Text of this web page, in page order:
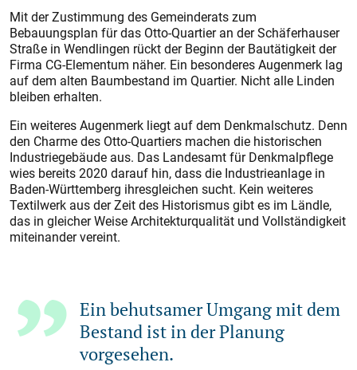
Mit der Zustimmung des Gemeinderats zum
Bebauungsplan für das Otto-Quartier an der Schäferhauser
Straße in Wendlingen rückt der Beginn der Bautätigkeit der
Firma CG-Elementum näher. Ein besonderes Augenmerk lag
auf dem alten Baumbestand im Quartier. Nicht alle Linden
bleiben erhalten.
Ein weiteres Augenmerk liegt auf dem Denkmalschutz. Denn
den Charme des Otto-Quartiers machen die historischen
Industriegebäude aus. Das Landesamt für Denkmalpflege
wies bereits 2020 darauf hin, dass die Industrieanlage in
Baden-Württemberg ihresgleichen sucht. Kein weiteres
Textilwerk aus der Zeit des Historismus gibt es im Ländle,
das in gleicher Weise Architekturqualität und Vollständigkeit
miteinander vereint.
Ein behutsamer Umgang mit dem
Bestand ist in der Planung
vorgesehen.